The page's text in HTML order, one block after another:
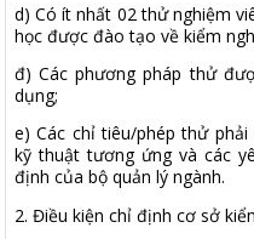
d) Có ít nhất 02 thử nghiệm
học được đào tạo về kiểm
đ) Các phương pháp thử
dụng;
e) Các chỉ tiêu/phép thử
kỹ thuật tương ứng và các
định của bộ quản lý ngành.
2. Điều kiện chỉ định cơ sở